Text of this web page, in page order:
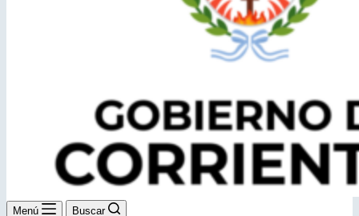
Menú Buscar